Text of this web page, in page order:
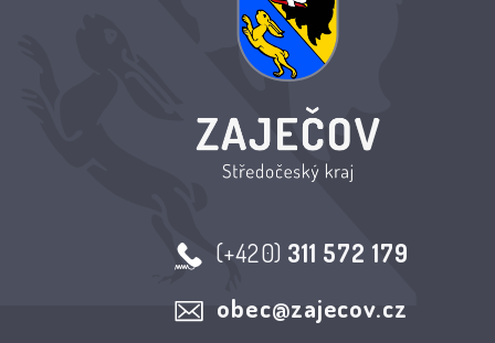
(+420) 311 572 179
obec@zajecov.cz